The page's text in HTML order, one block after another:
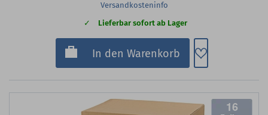
Versandkosteninfo
Lieferbar sofort ab Lager
In den Warenkorb Zum
16